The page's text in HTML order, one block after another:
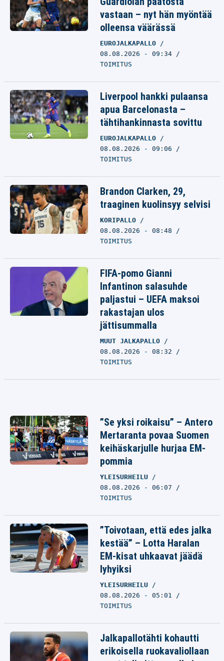
vastaan – nyt hän myöntää
olleensa väärässä
EUROJALKAPALLO
08.08.2026 - 09:34
TOIMITUS
Liverpool hankki pulaansa
apua Barcelonasta –
tähtihankinnasta sovittu
EUROJALKAPALLO
08.08.2026 - 09:06
TOIMITUS
Brandon Clarken, 29,
traaginen kuolinsyy selvisi
KORIPALLO
08.08.2026 - 08:48
TOIMITUS
FIFA-pomo Gianni
Infantinon salasuhde
paljastui – UEFA maksoi
rakastajan ulos
jättisummalla
MUUT JALKAPALLO
08.08.2026 - 08:32
TOIMITUS
”Se yksi roikaisu” – Antero
Mertaranta povaa Suomen
keihäskarjulle hurjaa EM-
pommia
YLEISURHEILU
08.08.2026 - 06:07
TOIMITUS
”Toivotaan, että edes jalka
kestää” – Lotta Haralan
EM-kisat uhkaavat jäädä
lyhyiksi
YLEISURHEILU
08.08.2026 - 05:01
TOIMITUS
Jalkapallotähti kohautti
erikoisella ruokavaliollaan